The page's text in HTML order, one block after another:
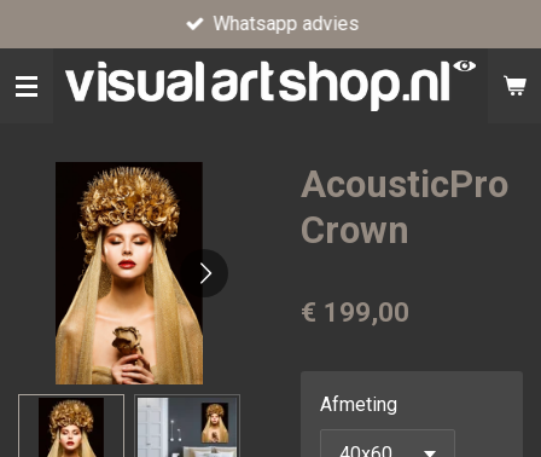
direct
naar
Whatsapp advies
AcousticPro
Crown
€ 199,00
Afmeting